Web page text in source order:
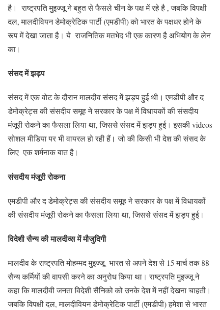
है। राष्ट्रपति मुइज्जू ने बहुत से फैसले चीन के पक्ष में रहे है , जबकि विपक्षी
दल, मालदीवियन डेमोक्रेटिक पार्टी (एमडीपी) को भारत के पक्षधर होने के
रूप में देखा जाता है। ये राजनितिक मतभेद भी एक कारण है अभियोग के लेन
का।
संसद में झड़प
संसद में एक वोट के दौरान मालदीव संसद में झड़प हुई थी। एमडीपी और द
डेमोक्रेट्स की संसदीय समूह ने सरकार के पक्ष में विधायकों की संसदीय
मंजूरी रोकने का फैसला लिया था, जिससे संसद में झड़प हुई। इसकी videos
सोशल मीडिया पर भी वायरल हो रही हैं। जो की किसी भी देश की संसद के
लिए एक शर्मनाक बात है।
संसदीय मंजूरी रोकना
एमडीपी और द डेमोक्रेट्स की संसदीय समूह ने सरकार के पक्ष में विधायकों
की संसदीय मंजूरी रोकने का फैसला लिया था, जिससे संसद में झड़प हुई।
विदेशी सैन्य की मालदीव्स में मौजुदिगी
मालदीव के राष्ट्रपति मोहम्मद मुइज्जू भारत से अपने देश से 15 मार्च तक 88
सैन्य कर्मियों की वापसी करने का अनुरोध किया था। राष्ट्रपति मुइज्जू ने
कहा कि मालदीवी जनता विदेशी सैनिको को उनके देश में नहीं देखना चाहती।
जबकि विपक्षी दल, मालदीवियन डेमोक्रेटिक पार्टी (एमडीपी) हमेशा से भारत